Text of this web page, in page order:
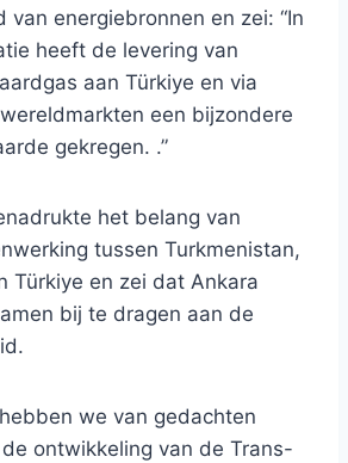
van energiebronnen en zei: “In
heeft de levering van
aan Türkiye en via
een bijzondere
gekregen. .”
het belang van
tussen Turkmenistan,
Türkiye en zei dat Ankara
bij te dragen aan de
we van gedachten
ontwikkeling van de Trans-